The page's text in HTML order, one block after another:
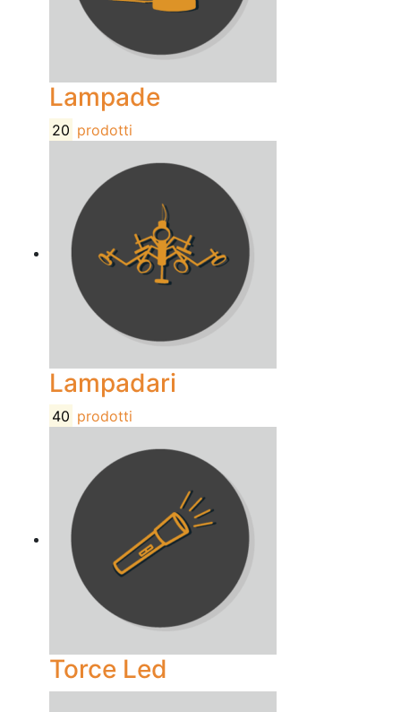
Lampade
20 prodotti
Lampadari
40 prodotti
Torce Led